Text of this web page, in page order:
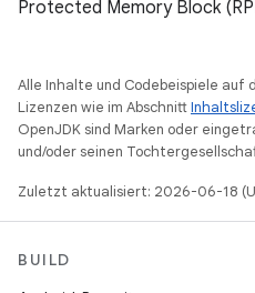
Protected Memory Block
Alle Inhalte und Codebeispiele auf
Lizenzen wie im Abschnitt
OpenJDK sind Marken oder
und/oder seinen
Zuletzt aktualisiert: 2026-06-18
BUILD